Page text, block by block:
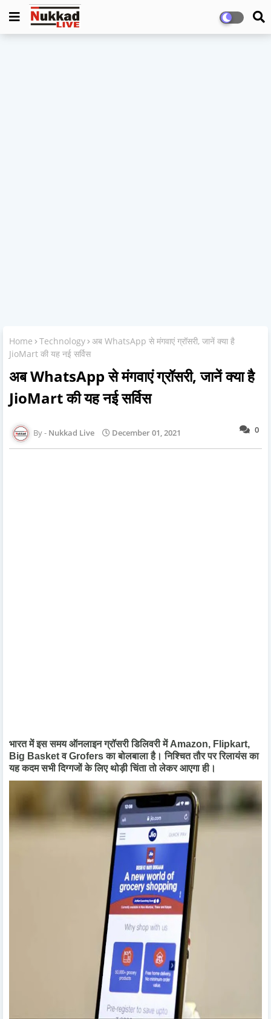
Home Technology अब WhatsApp से मंगवाएं ग्रॉसरी, जानें क्या है
JioMart की यह नई सर्विस
अब WhatsApp से मंगवाएं ग्रॉसरी, जानें क्या है
JioMart की यह नई सर्विस
0
Nukkad Live December 01, 2021
भारत में इस समय ऑनलाइन ग्रॉसरी डिलिवरी में Amazon, Flipkart,
Big Basket व Grofers का बोलबाला है। निश्चित तौर पर रिलायंस का
यह कदम सभी दिग्गजों के लिए थोड़ी चिंता तो लेकर आएगा ही।